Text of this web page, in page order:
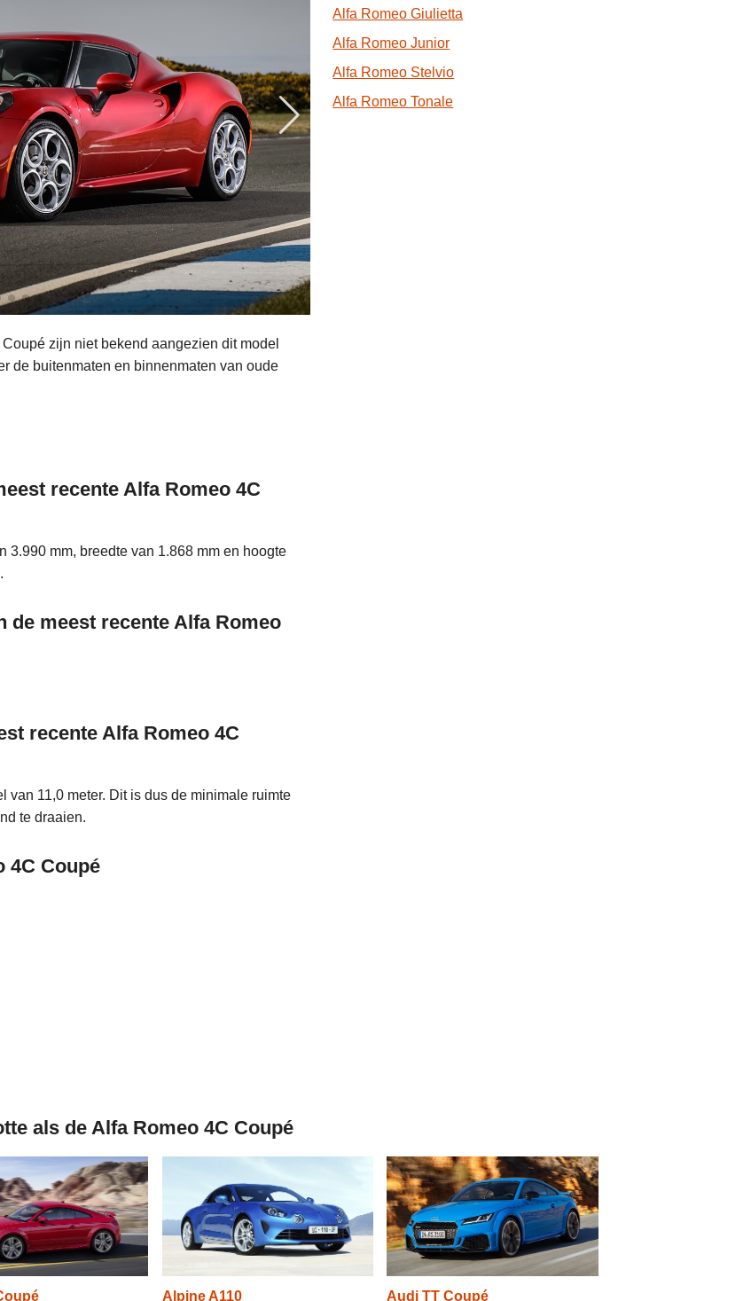
zijn niet bekend aangezien dit model
de buitenmaten en binnenmaten van oude
recente Alfa Romeo 4C
3.990 mm, breedte van 1.868 mm en hoogte
meest recente Alfa Romeo
recente Alfa Romeo 4C
van 11,0 meter. Dit is dus de minimale ruimte
te draaien.
Alfa Romeo Giulietta
Alfa Romeo Junior
Alfa Romeo Stelvio
Alfa Romeo Tonale
4C Coupé
als de Alfa Romeo 4C Coupé
Alpine A110 Audi TT Coupé